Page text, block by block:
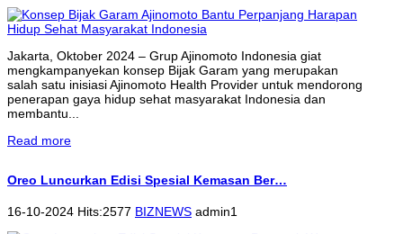
Jakarta, Oktober 2024 – Grup Ajinomoto Indonesia giat
mengkampanyekan konsep Bijak Garam yang merupakan
salah satu inisiasi Ajinomoto Health Provider untuk mendorong
penerapan gaya hidup sehat masyarakat Indonesia dan
membantu...
Read more
Oreo Luncurkan Edisi Spesial Kemasan Ber…
16-10-2024 Hits:2577 BIZNEWS admin1